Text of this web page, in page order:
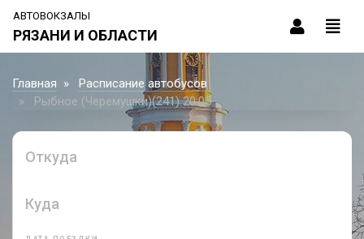
АВТОВОКЗАЛЫ
РЯЗАНИ И ОБЛАСТИ
Главная
Расписание автобусов
Рыбное (Черемушки)(241) 20:05
Откуда
Куда